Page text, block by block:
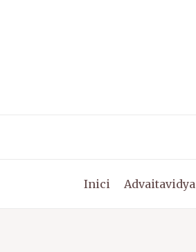
Inici Advaitavidya